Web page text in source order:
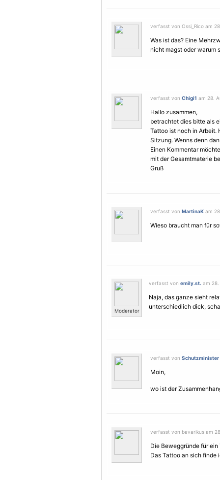
verfasst von Ossi_Rico am
Was ist das? Eine
nicht magst oder warum
verfasst von Chigi1 am 28.
Hallo zusammen,
betrachtet dies bitte als
Tattoo ist noch in Arbeit.
Sitzung. Wenns denn
Einen Kommentar
mit der Gesamtmaterie
Gruß
verfasst von MartinaK am
Wieso braucht man für
Moderator
verfasst von emily.st. am
Naja, das ganze sieht
unterschiedlich dick,
verfasst von Schutzminister
Moin,
wo ist der
verfasst von bavarikus am
Die Beweggründe für
Das Tattoo an sich finde